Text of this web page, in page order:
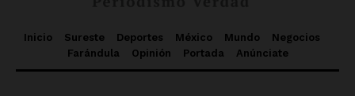
Inicio Sureste Deportes México Mundo
Negocios
Farándula
Opinión Portada Anúnciate